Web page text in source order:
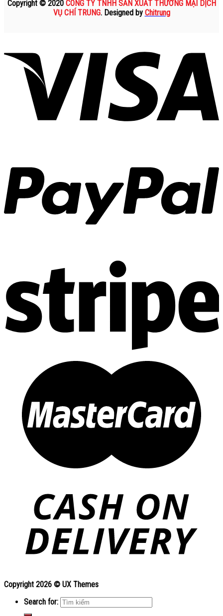
Copyright © 2020 CÔNG TY TNHH SẢN XUẤT THƯƠNG MẠI DỊCH
VỤ CHÍ TRUNG. Designed by Chitrung
Copyright 2026 © UX Themes
Search for: